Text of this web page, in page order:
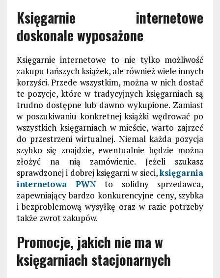
Księgarnie internetowe
doskonale wyposażone
Księgarnie internetowe to nie tylko możliwość
zakupu tańszych książek, ale również wiele innych
korzyści. Przede wszystkim, można w nich dostać
te pozycje, które w tradycyjnych księgarniach są
trudno dostępne lub dawno wykupione. Zamiast
w poszukiwaniu konkretnej książki wędrować po
wszystkich księgarniach w mieście, warto zajrzeć
do przestrzeni wirtualnej. Niemal każda pozycja
szybko się znajdzie, ewentualnie będzie można
złożyć na nią zamówienie. Jeżeli szukasz
sprawdzonej i dobrej księgarni w sieci,księgarnia
internetowa PWN to solidny sprzedawca,
zapewniający bardzo konkurencyjne ceny, szybka
i bezproblemową wysyłkę oraz w razie potrzeby
także zwrot zakupów.
Promocje, jakich nie ma w
księgarniach stacjonarnych